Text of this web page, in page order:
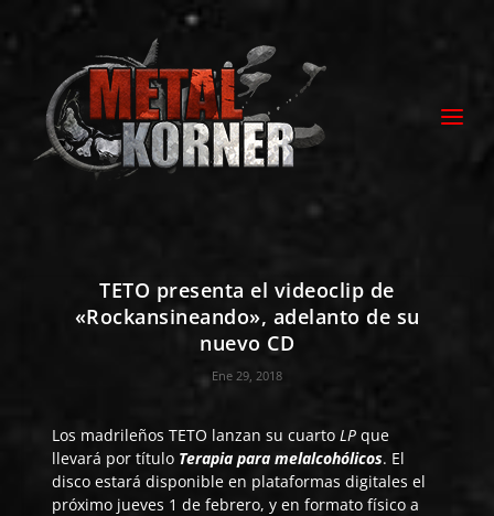
TETO presenta el videoclip de
«Rockansineando», adelanto de su
nuevo CD
Ene 29, 2018
Los madrileñosTETO lanzan su cuartoLPque
llevará por título Terapia para melalcohólicos. El
disco estará disponible en plataformas digitales el
próximo jueves 1 de febrero, y en formato físico a